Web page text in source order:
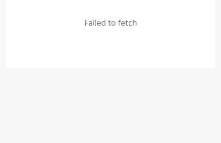
Failed to fetch